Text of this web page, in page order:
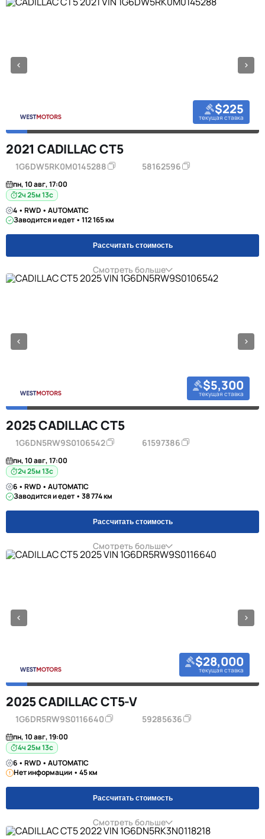
$225
текущая ставка
2021 CADILLAC CT5
1G6DW5RK0M0145288 58162596
пн, 10 авг, 17:00
2ч 25м 12с
4 • RWD • AUTOMATIC
Заводится и едет • 112 165 км
Рассчитать стоимость
Смотреть больше
$5,300
текущая ставка
2025 CADILLAC CT5
1G6DN5RW9S0106542 61597386
пн, 10 авг, 17:00
2ч 25м 12с
6 • RWD • AUTOMATIC
Заводится и едет • 38 774 км
Рассчитать стоимость
Смотреть больше
$28,000
текущая ставка
2025 CADILLAC CT5-V
1G6DR5RW9S0116640 59285636
пн, 10 авг, 19:00
4ч 25м 12с
6 • RWD • AUTOMATIC
Нет информации • 45 км
Рассчитать стоимость
Смотреть больше